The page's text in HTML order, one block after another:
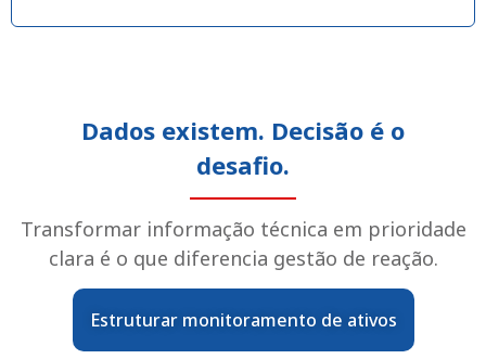
Dados existem. Decisão é o
desafio.
Transformar informação técnica em prioridade
clara é o que diferencia gestão de reação.
Estruturar monitoramento de ativos